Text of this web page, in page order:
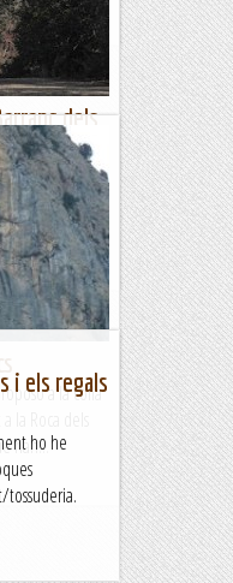
dels
la Noguera
Montsec. Ha
a la colla
Roca dels
han...
i els regals
ho he
tossuderia.